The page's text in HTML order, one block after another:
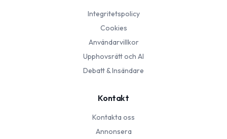
Integritetspolicy
Cookies
Användarvillkor
Upphovsrätt och AI
Debatt & Insändare
Kontakt
Kontakta oss
Annonsera